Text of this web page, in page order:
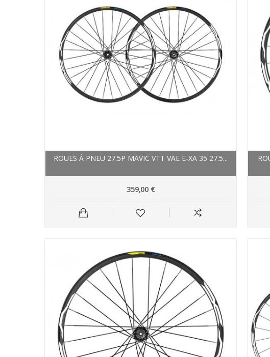
ROUES À PNEU 27.5P MAVIC VTT VAE E-XA 35 27.5...
359,00 €